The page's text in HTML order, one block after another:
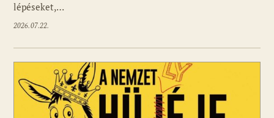
lépéseket,…
2026.07.22.